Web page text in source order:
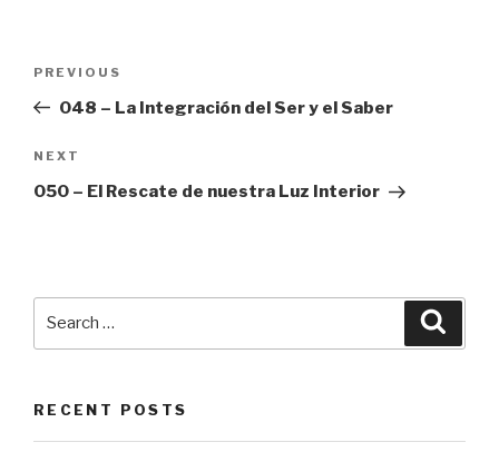
Previous
Post
PREVIOUS
048 – La Integración del Ser y el Saber
Next
Post
NEXT
050 – El Rescate de nuestra Luz Interior
RECENT POSTS